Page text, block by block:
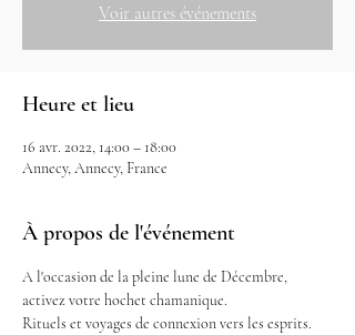
Voir autres événements
Heure et lieu
16 avr. 2022, 14:00 – 18:00
Annecy, Annecy, France
À propos de l'événement
A l'occasion de la pleine lune de Décembre,
activez votre hochet chamanique.
Rituels et voyages de connexion vers les esprits.